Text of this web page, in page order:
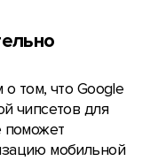
том, что Google
чипсетов для
поможет
мобильной